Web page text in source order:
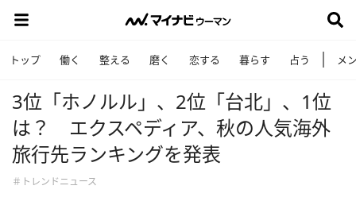
トップ 働く 整える 磨く 恋する 暮らす 占う メ
3位「ホノルル」、2位「台北」、1位
は？ エクスペディア、秋の人気海外
旅行先ランキングを発表
＃トレンドニュース